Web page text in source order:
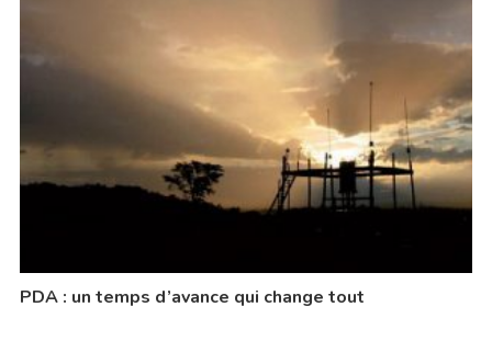
PDA : un temps d’avance qui change tout